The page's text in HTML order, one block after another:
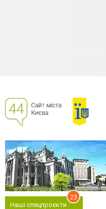
Наші спецпроєкти
23